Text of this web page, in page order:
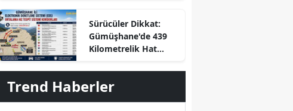
Sürücüler Dikkat:
Gümüşhane'de 439
Kilometrelik Hat
Ceza Dönemi
Başlayacak
Trend Haberler